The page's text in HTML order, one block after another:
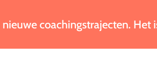
coachingstrajecten.